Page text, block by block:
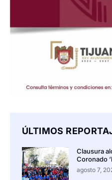
ÚLTIMOS
Clausura
Coronado
agosto 7,